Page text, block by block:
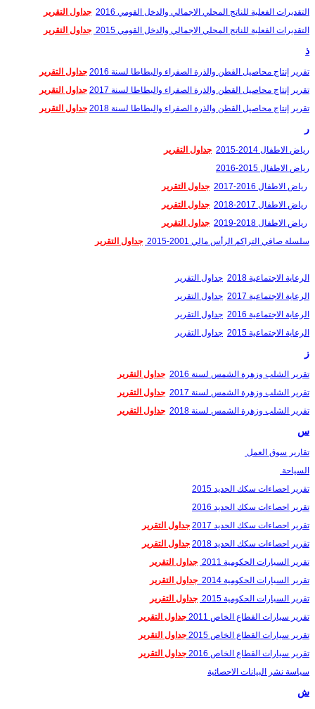
التقديرات الفعلية للناتج المحلي الاجمالي والدخل القومي 2016
جداول التقرير
التقديرات الفعلية للناتج المحلي الاجمالي والدخل القومي 2015
جداول التقرير
ذ
تقرير إنتاج محاصيل القطن والذرة الصفراء والبطاطا لسنة 2016
جداول التقرير
تقرير إنتاج محاصيل القطن والذرة الصفراء والبطاطا لسنة 2017
جداول التقرير
تقرير إنتاج محاصيل القطن والذرة الصفراء والبطاطا لسنة 2018
جداول التقرير
ر
رياض الاطفال 2014-2015
جداول التقرير
رياض الاطفال 2015-2016
رياض الاطفال 2016-2017
جداول التقرير
رياض الاطفال 2017-2018
جداول التقرير
رياض الاطفال 2018-2019
جداول التقرير
سلسلة صافي التراكم الرأس مالي 2001-2015
جداول التقرير
الرعاية الاجتماعية 2018
جداول التقرير
الرعاية الاجتماعية 2017
جداول التقرير
الرعاية الاجتماعية 2016
جداول التقرير
الرعاية الاجتماعية 2015
جداول التقرير
ز
تقرير الشلب وزهرة الشمس لسنة 2016
جداول التقرير
تقرير الشلب وزهرة الشمس لسنة 2017
جداول التقرير
تقرير الشلب وزهرة الشمس لسنة 2018
جداول التقرير
س
تقارير سوق العمل
السياحة
تقرير احصاءات سكك الحديد 2015
تقرير احصاءات سكك الحديد 2016
تقرير احصاءات سكك الحديد 2017
جداول التقرير
تقرير احصاءات سكك الحديد 2018
جداول التقرير
تقرير السيارات الحكومية 2011
جداول التقرير
تقرير السيارات الحكومية 2014
جداول التقرير
تقرير السيارات الحكومية 2015
جداول التقرير
تقرير سيارات القطاع الخاص 2011
جداول التقرير
تقرير سيارات القطاع الخاص 2015
جداول التقرير
تقرير سيارات القطاع الخاص 2016
جداول التقرير
سياسة نشر البيانات الاحصائية
ش